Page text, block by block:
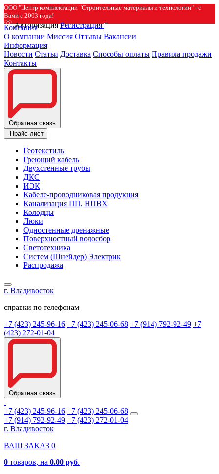
ООО "Центр комплектации "Строительные материалы и технологии" - с
Вами с 2003 года!
Авторизация Регистрация
Компания
О компании Миссия Отзывы Вакансии
Информация
Новости Статьи Доставка Способы оплаты Правила продажи
Контакты
Обратная связь
Прайс-лист
Геотекстиль
Греющий кабель
Двухстенные трубы
ДКС
ИЭК
Кабеле-проводниковая продукция
Канализация ПП, НПВХ
Колодцы
Люки
Одностенные дренажные
Поверхностный водосбор
Светотехника
Систем (Шнейдер) Электрик
Распродажа
г. Владивосток
справки по телефонам
+7 (423) 245-96-16 +7 (423) 245-06-68 +7 (914) 792-92-49 +7
(423) 272-01-04
Обратная связь
+7 (423) 245-96-16 +7 (423) 245-06-68
+7 (914) 792-92-49 +7 (423) 272-01-04
г. Владивосток
ВАШ ЗАКАЗ 0
0 товаров, на 0.00 руб.